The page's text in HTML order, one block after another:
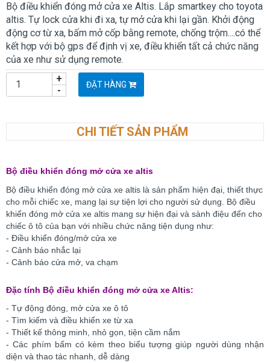
Bộ điều khiển đóng mở cửa xe Altis. Lắp smartkey cho toyota
altis. Tự lock cửa khi đi xa, tự mở cửa khi lại gần. Khởi động
động cơ từ xa, bấm mở cốp bằng remote, chống trộm....có thể
kết hợp với bộ gps để định vị xe, điều khiển tất cả chức năng
của xe như sử dụng remote.
-
+ ĐẶT HÀNG
CHI TIẾT SẢN PHẨM
Bộ điều khiển đóng mở cửa xe altis
Bộ điều khiển đóng mở cửa xe altis là sản phẩm hiện đại, thiết thực
cho mỗi chiếc xe, mang lại sự tiện lợi cho người sử dụng. Bộ điều
khiển đóng mở cửa xe altis mang sự hiện đại và sành điệu đến cho
chiếc ô tô của bạn với nhiều chức năng tiện dụng như:
- Điều khiển đóng/mở cửa xe
- Cảnh báo nhắc lại
- Cảnh báo cửa mở, va chạm
Đặc tính Bộ điều khiển đóng mở cửa xe Altis:
- Tự động đóng, mở cửa xe ô tô
- Tìm kiếm và điều khiển xe từ xa
- Thiết kế thông minh, nhỏ gọn, tiện cầm nắm
- Các phím bấm có kèm theo biểu tượng giúp người dùng nhận
diện và thao tác nhanh, dễ dàng